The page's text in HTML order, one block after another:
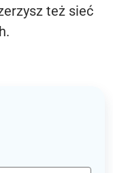
też sieć